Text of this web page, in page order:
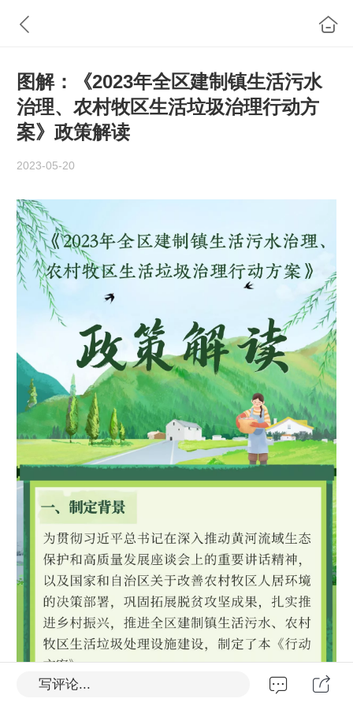
图解：《2023年全区建制镇生活污水
治理、农村牧区生活垃圾治理行动方
案》政策解读
2023-05-20
写评论...